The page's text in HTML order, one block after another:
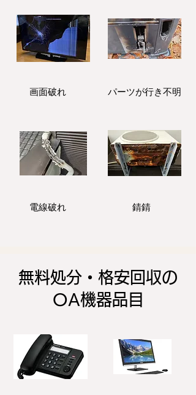
画面破れ
電線破れ
パーツが行き不明
錆錆
無料処分・格安回収の
OA機器品目